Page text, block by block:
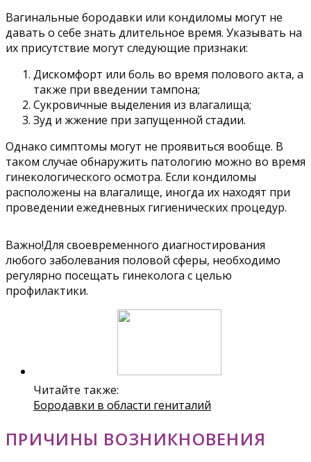
Вагинальные бородавки или кондиломы могут не
давать о себе знать длительное время. Указывать на
их присутствие могут следующие признаки:
Дискомфорт или боль во время полового акта, а
также при введении тампона;
Сукровичные выделения из влагалища;
Зуд и жжение при запущенной стадии.
Однако симптомы могут не проявиться вообще. В
таком случае обнаружить патологию можно во время
гинекологического осмотра. Если кондиломы
расположены на влагалище, иногда их находят при
проведении ежедневных гигиенических процедур.
Важно!Для своевременного диагностирования
любого заболевания половой сферы, необходимо
регулярно посещать гинеколога с целью
профилактики.
Читайте также:
Бородавки в области гениталий
ПРИЧИНЫ ВОЗНИКНОВЕНИЯ